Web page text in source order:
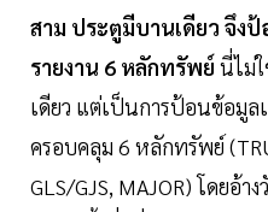
สาม ประตูมีบานเดียว จึง
รายงาน 6 หลักทรัพย์ นี่ไม่
เดียว แต่เป็นการป้อนข้อมูล
ครอบคลุม 6 หลักทรัพย์
GLS/GJS, MAJOR) โดยอ้